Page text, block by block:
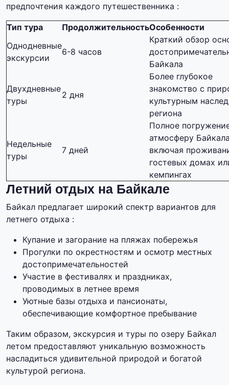
предпочтения каждого путешественника :
Тип тура ПродолжительностьОсобенности
Однодневные
экскурсии
6-8 часов
Краткий обзор
Байкала
Двухдневные
туры
2 дня
Более глубокое
знакомство с
культурным
региона
Недельные
туры
7 дней
Полное
атмосферу
включая
гостевых домах
кемпингах
Летний отдых на Байкале
Байкал предлагает широкий спектр вариантов для
летнего отдыха :
Купание и загорание на пляжах побережья
Прогулки по окрестностям и осмотр местных
достопримечательностей
Участие в фестивалях и праздниках,
проводимых в летнее время
Уютные базы отдыха и пансионаты,
обеспечивающие комфортное пребывание
Таким образом, экскурсия и туры по озеру Байкал
летом предоставляют уникальную возможность
насладиться удивительной природой и богатой
культурой региона.